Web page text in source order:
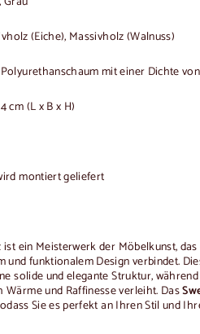
(Eiche), Massivholz (Walnuss)
mit einer Dichte von
cm (L x B x H)
montiert geliefert
ein Meisterwerk der Möbelkunst,
funktionalem Design verbindet.
solide und elegante Struktur,
und Raffinesse verleiht. Das
Sie es perfekt an Ihren Stil und